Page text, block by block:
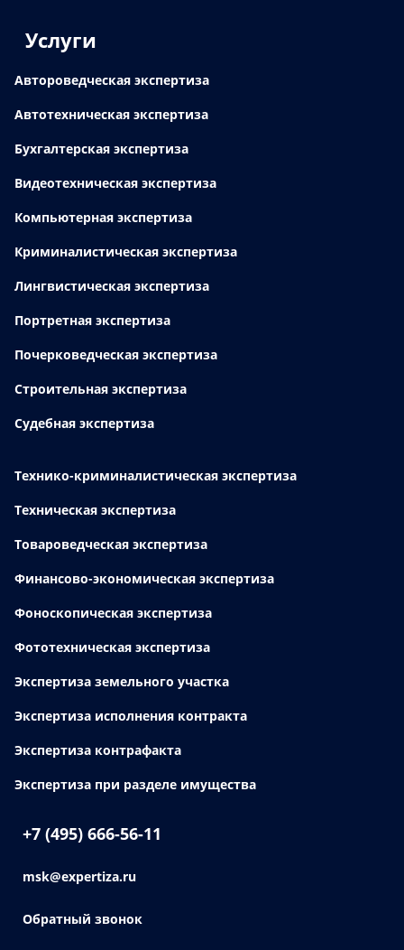
Услуги
Автороведческая экспертиза
Автотехническая экспертиза
Бухгалтерская экспертиза
Видеотехническая экспертиза
Компьютерная экспертиза
Криминалистическая экспертиза
Лингвистическая экспертиза
Портретная экспертиза
Почерковедческая экспертиза
Строительная экспертиза
Судебная экспертиза
Технико-криминалистическая экспертиза
Техническая экспертиза
Товароведческая экспертиза
Финансово-экономическая экспертиза
Фоноскопическая экспертиза
Фототехническая экспертиза
Экспертиза земельного участка
Экспертиза исполнения контракта
Экспертиза контрафакта
Экспертиза при разделе имущества
+7 (495) 666-56-11
msk@expertiza.ru
Обратный звонок